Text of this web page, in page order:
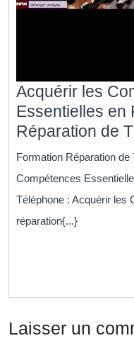
Acquérir les
Essentielles en
Réparation de
Formation Réparation de
Compétences
Téléphone : Acquérir les
réparation{...}
Laisser un